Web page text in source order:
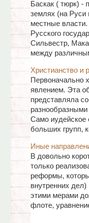
Баскак ( тюрк) -
землях (на Руси
местные
Русского
Сильвестр,
между
Христианство и
Первоначально
явлением. Эта
представляла
Само иудейское
больших групп,
Иные
В довольно
только
реформы,
внутренних
этими мерами
флоте,